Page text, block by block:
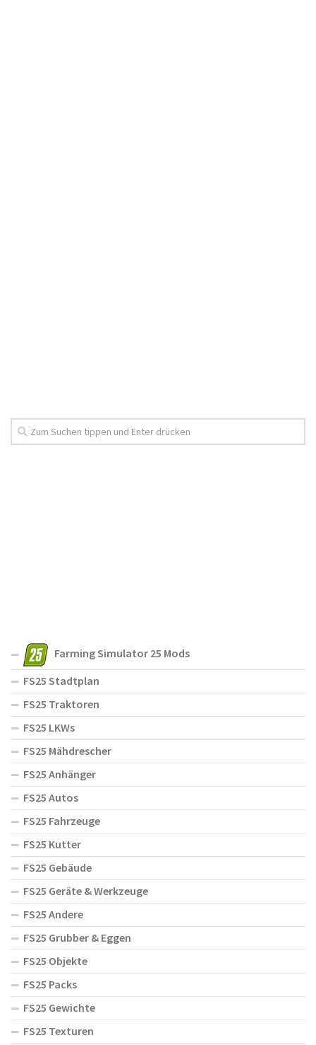
Farming Simulator 25 Mods
FS25 Stadtplan
FS25 Traktoren
FS25 LKWs
FS25 Mähdrescher
FS25 Anhänger
FS25 Autos
FS25 Fahrzeuge
FS25 Kutter
FS25 Gebäude
FS25 Geräte & Werkzeuge
FS25 Andere
FS25 Grubber & Eggen
FS25 Objekte
FS25 Packs
FS25 Gewichte
FS25 Texturen